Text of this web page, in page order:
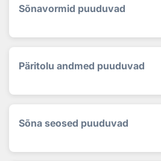
Sõnavormid puuduvad
Päritolu andmed puuduvad
Sõna seosed puuduvad